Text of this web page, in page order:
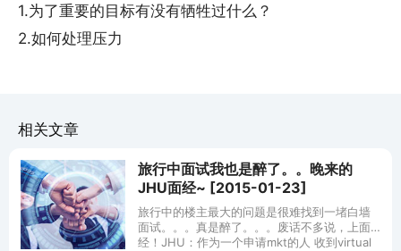
1.为了重要的目标有没有牺牲过什么？
2.如何处理压力
相关文章
旅行中面试我也是醉了。。晚来的
JHU面经~ [2015-01-23]
旅行中的楼主最大的问题是很难找到一堵白墙
面试。。。真是醉了。。。废话不多说，上面
经！JHU：作为一个申请mkt的人 收到virtual